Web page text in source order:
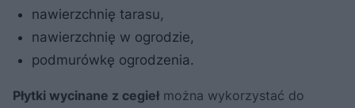
nawierzchnię tarasu,
nawierzchnię w ogrodzie,
podmurówkę ogrodzenia.
Płytki wycinane z cegieł można wykorzystać do